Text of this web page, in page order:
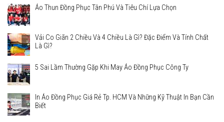
Áo Thun Đồng Phục Tân Phú Và Tiêu Chí Lựa Chọn
Vải Co Giãn 2 Chiều Và 4 Chiều Là Gì? Đặc Điểm Và Tính Chất
Là Gì?
5 Sai Lầm Thường Gặp Khi May Áo Đồng Phục Công Ty
In Áo Đồng Phục Giá Rẻ Tp. HCM Và Những Kỹ Thuật In Bạn Cần
Biết